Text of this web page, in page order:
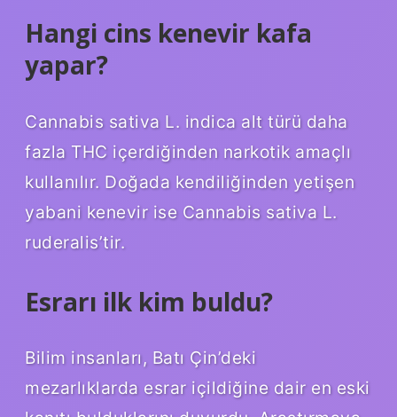
Hangi cins kenevir kafa
yapar?
Cannabis sativa L. indica alt türü daha
fazla THC içerdiğinden narkotik amaçlı
kullanılır. Doğada kendiliğinden yetişen
yabani kenevir ise Cannabis sativa L.
ruderalis’tir.
Esrarı ilk kim buldu?
Bilim insanları, Batı Çin’deki
mezarlıklarda esrar içildiğine dair en eski